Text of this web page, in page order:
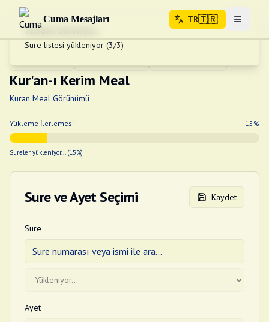
Cuma Mesajları TR🇹🇷 Menuyu
KUR'AN ARASTIR
Kur'an-ı Kerim Meal
Kuran Meal Görünümü
Yükleme İlerlemesi 15 %
Sureler yükleniyor...(15%)
Sure ve Ayet Seçimi Kaydet
Sure
Ayet
Yeniden deneniyor...
Sure listesi yükleniyor (3/3)